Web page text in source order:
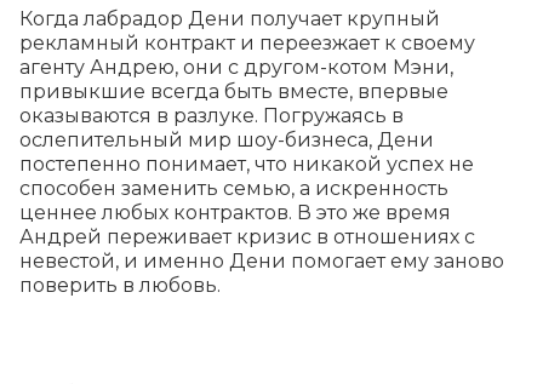
Когда лабрадор Дени получает крупный
рекламный контракт и переезжает к своему
агенту Андрею, они с другом-котом Мэни,
привыкшие всегда быть вместе, впервые
оказываются в разлуке. Погружаясь в
ослепительный мир шоу-бизнеса, Дени
постепенно понимает, что никакой успех не
способен заменить семью, а искренность
ценнее любых контрактов. В это же время
Андрей переживает кризис в отношениях с
невестой, и именно Дени помогает ему заново
поверить в любовь.